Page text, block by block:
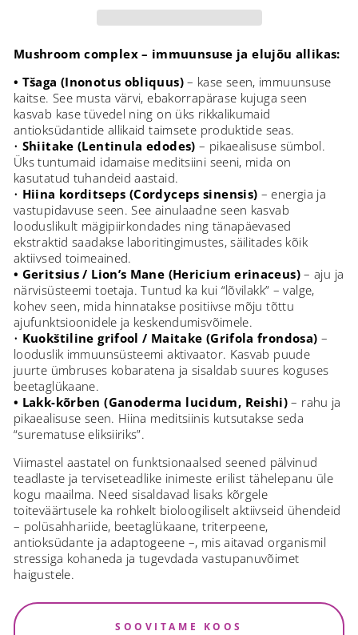
Mushroom complex – immuunsuse ja elujõu allikas:
• Tšaga (Inonotus obliquus)– kase seen, immuunsuse
kaitse. See musta värvi, ebakorrapärase kujuga seen
kasvab kase tüvedel ning on üks rikkalikumaid
antioksüdantide allikaid taimsete produktide seas.
• Shiitake (Lentinula edodes) – pikaealisuse sümbol.
Üks tuntumaid idamaise meditsiini seeni, mida on
kasutatud tuhandeid aastaid.
• Hiina korditseps (Cordyceps sinensis) – energia ja
vastupidavuse seen. See ainulaadne seen kasvab
looduslikult mägipiirkondades ning tänapäevased
ekstraktid saadakse laboritingimustes, säilitades kõik
aktiivsed toimeained.
• Geritsius / Lion’s Mane (Hericium erinaceus)– aju ja
närvisüsteemi toetaja. Tuntud ka kui “lõvilakk” – valge,
kohev seen, mida hinnatakse positiivse mõju tõttu
ajufunktsioonidele ja keskendumisvõimele.
• Kuokštiline grifool / Maitake (Grifola frondosa) –
looduslik immuunsüsteemi aktivaator. Kasvab puude
juurte ümbruses kobaratena ja sisaldab suures koguses
beetaglükaane.
• Lakk-kõrben (Ganoderma lucidum, Reishi) – rahu ja
pikaealisuse seen. Hiina meditsiinis kutsutakse seda
“surematuse eliksiiriks”.
Viimastel aastatel on funktsionaalsed seened pälvinud
teadlaste ja terviseteadlike inimeste erilist tähelepanu üle
kogu maailma. Need sisaldavad lisaks kõrgele
toiteväärtusele ka rohkelt bioloogiliselt aktiivseid ühendeid
– polüsahhariide, beetaglükaane, triterpeene,
antioksüdante ja adaptogeene –, mis aitavad organismil
stressiga kohaneda ja tugevdada vastupanuvõimet
haigustele.
SOOVITAME KOOS